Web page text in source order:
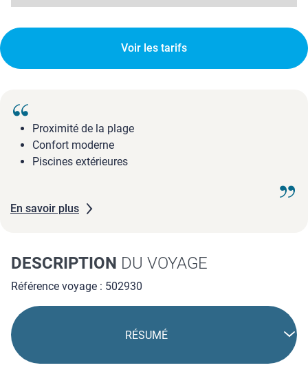
Voir les tarifs
Proximité de la plage
Confort moderne
Piscines extérieures
En savoir plus
DESCRIPTION DU VOYAGE
Référence voyage : 502930
RÉSUMÉ